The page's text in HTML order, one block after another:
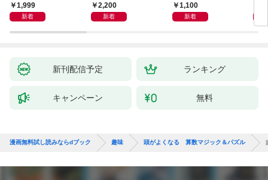
1,999
新着
2,200
新着
1,100
新着
新刊配信予定 ランキング
キャンペーン 無料
漫画無料試し読みならdブック 趣味 頭がよくなる 算数マジック＆パズル